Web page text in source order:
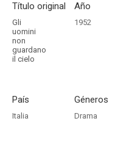
Título original
Gli
uomini
non
guardano
il cielo
Año
1952
País
Italia
Géneros
Drama